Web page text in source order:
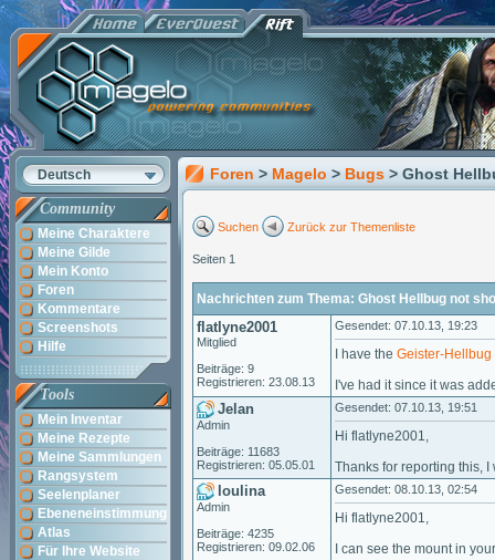
Deutsch
Community
Meine Charaktere
Meine Gilde
Mein Konto
Foren
Kommentare
Screenshots
Hilfe
Tools
Mein Inventar
Meine Rezepte
Meine Sammlungen
Rangsystem
Seelenplaner
Ebeneneinstimmung
Atlas
Für Ihre Website
Foren > Magelo > Bugs > Ghost
Suchen Zurück zur Themenliste
Seiten 1
Nachrichten zum Thema: Ghost Hellbug not
flatlyne2001
Mitglied
Beiträge: 9
Registrieren: 23.08.13
Gesendet: 07.10.13, 19:23
I have the Geister-Hellbug
I've had it since it was
Jelan
Admin
Beiträge: 11683
Registrieren: 05.05.01
Gesendet: 07.10.13, 19:51
Hi flatlyne2001,
Thanks for reporting this,
loulina
Admin
Beiträge: 4235
Registrieren: 09.02.06
Gesendet: 08.10.13, 02:54
Hi flatlyne2001,
I can see the mount in